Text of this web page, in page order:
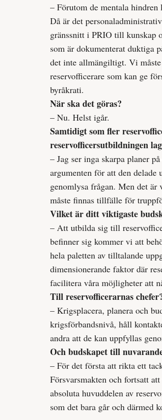
– Förutom de mentala
Då är det
gränssnitt i PRIO till kunskap
som är dokumenterat duktiga
det inte allmängiltigt. Vi
reservofficerare som kan ge
byråkrati.
När ska det göras?
– Nu. Helst igår.
Samtidigt som fler
reservofficersutbildningen
– Jag ser inga skarpa planer
argumenten för att den
genomlysa frågan. Men det
måste finnas tillfälle för
Vilket är ditt viktigaste
– Att utbilda sig till
befinner sig kommer vi att
hela paletten av tilltalande
dimensionerande faktor där
facilitera våra möjligheter att
Till reservofficerarnas
– Krigsplacera, planera och
krigsförbandsnivå, håll
andra att de kan uppfyllas
Och budskapet till
– För det första att rikta ett
Försvarsmakten och fortsatt
absoluta huvuddelen av
som det bara går och därmed